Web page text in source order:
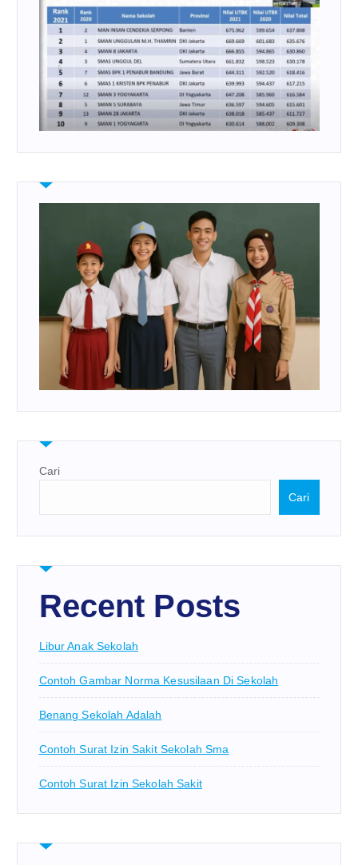
Cari
Cari
Recent Posts
Libur Anak Sekolah
Contoh Gambar Norma Kesusilaan Di Sekolah
Benang Sekolah Adalah
Contoh Surat Izin Sakit Sekolah Sma
Contoh Surat Izin Sekolah Sakit